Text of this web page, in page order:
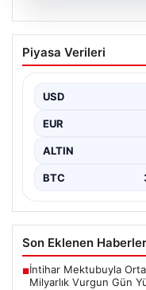
06.08.2026
Altın fiyatları
fiyatları bugün
Piyasa Verileri
USD
EUR
ALTIN
BTC
Son Eklenen Haberler
■İntihar Mektubuyla
Milyarlık Vurgun Gün